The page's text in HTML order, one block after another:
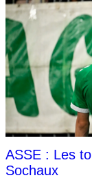
ASSE : Les
Sochaux